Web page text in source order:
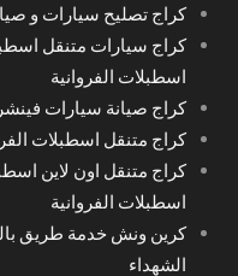
كراج تصليح سيارات و
كراج سيارات متنقل
اسطبلات الفروانية
كراج صيانة سيارات
كراج متنقل اسطبلات
كراج متنقل اون لاين
اسطبلات الفروانية
كرين ونش خدمة طريق
الشهداء